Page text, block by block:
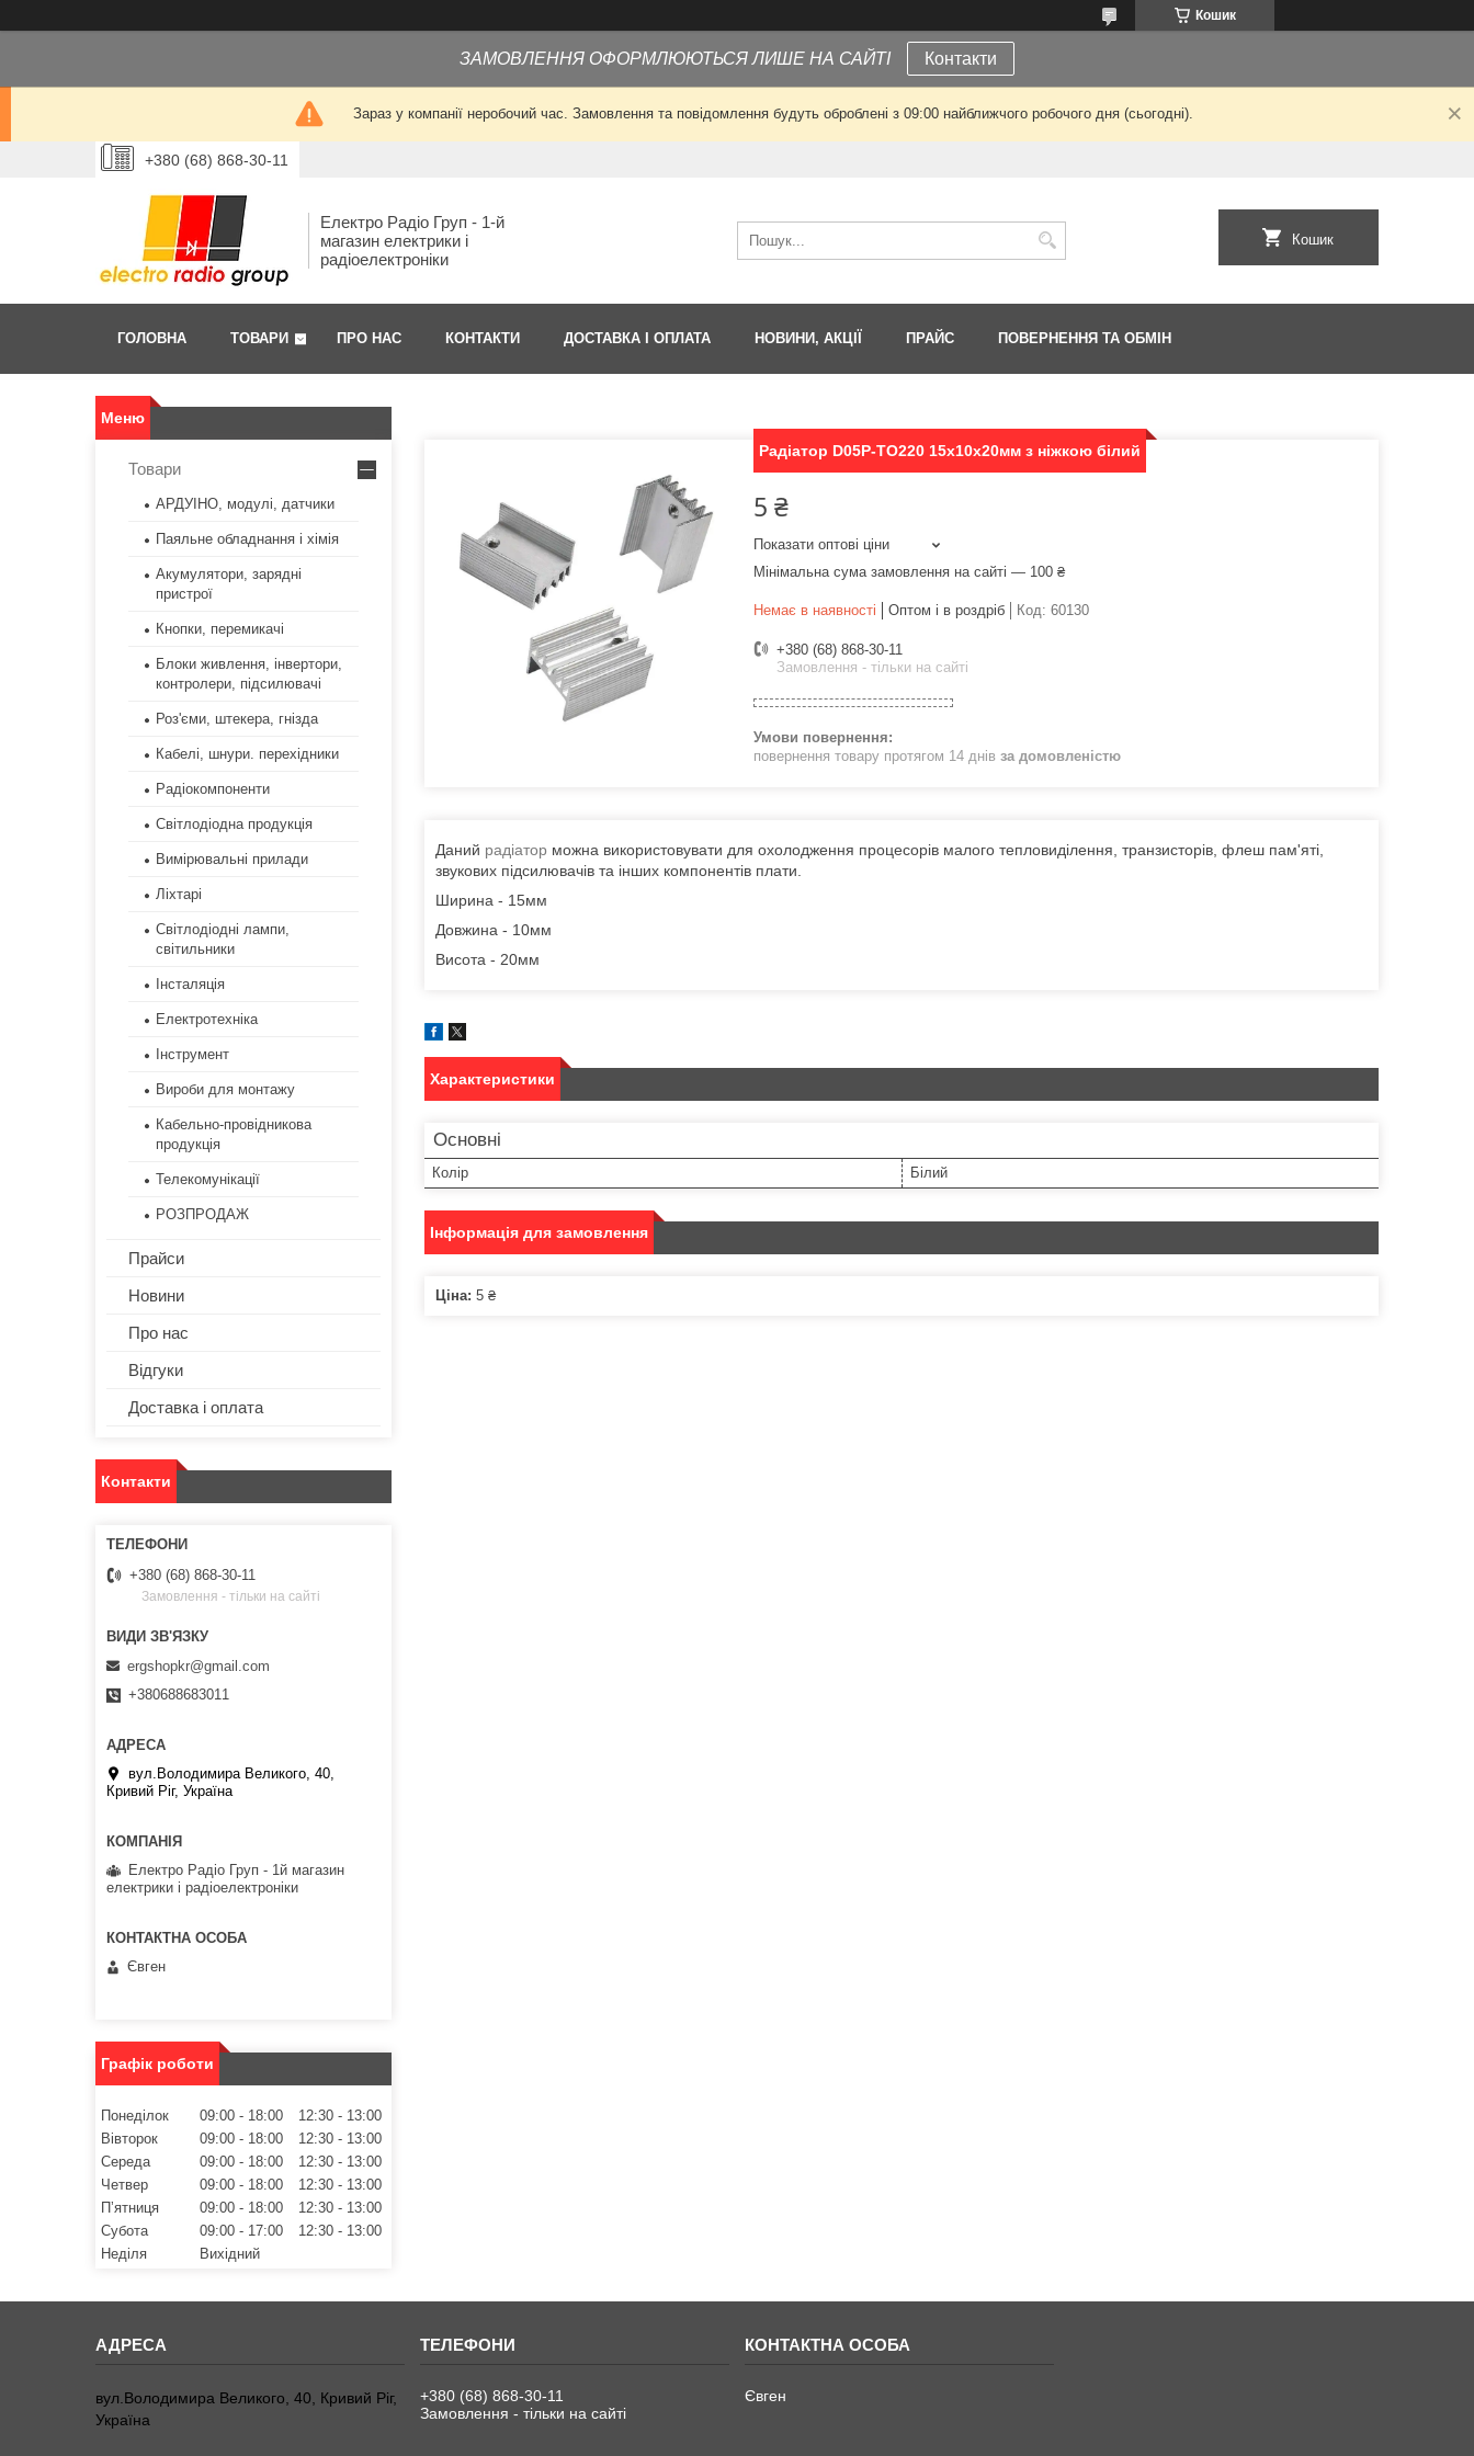
Кошик
ЗАМОВЛЕННЯ ОФОРМЛЮЮТЬСЯ ЛИШЕ НА САЙТІ Контакти
Зараз у компанії неробочий час. Замовлення та повідомлення будуть оброблені з 09:00 найближчого робочого дня (сьогодні).
+380 (68) 868-30-11
Електро Радіо Груп - 1-й
магазин електрики і
радіоелектроніки
Кошик
ГОЛОВНА ТОВАРИ ПРО НАС КОНТАКТИ ДОСТАВКА І ОПЛАТА НОВИНИ, АКЦІЇ ПРАЙС ПОВЕРНЕННЯ ТА ОБМІН
Радіатор D05P-TO220 15х10х20мм з ніжкою білий
5 ₴
Показати оптові ціни
Мінімальна сума замовлення на сайті — 100 ₴
Немає в наявності Оптом і в роздріб Код: 60130
+380 (68) 868-30-11
Замовлення - тільки на сайті
повернення товару протягом 14 днів за домовленістю
Даний радіатор можна використовувати для охолодження процесорів малого тепловиділення, транзисторів, флеш пам'яті,
звукових підсилювачів та інших компонентів плати.
Ширина - 15мм
Довжина - 10мм
Висота - 20мм
Характеристики
Основні
Колір Білий
Інформація для замовлення
Ціна: 5 ₴
Товари
АРДУІНО, модулі, датчики
Паяльне обладнання і хімія
Акумулятори, зарядні
пристрої
Кнопки, перемикачі
Блоки живлення, інвертори,
контролери, підсилювачі
Роз'єми, штекера, гнізда
Кабелі, шнури. перехідники
Радіокомпоненти
Світлодіодна продукція
Вимірювальні прилади
Ліхтарі
Світлодіодні лампи,
світильники
Інсталяція
Електротехніка
Інструмент
Вироби для монтажу
Кабельно-провідникова
продукція
Телекомунікації
РОЗПРОДАЖ
Прайси
Новини
Про нас
Відгуки
Доставка і оплата
Контакти
+380 (68) 868-30-11
Замовлення - тільки на сайті
ergshopkr@gmail.com
+380688683011
вул.Володимира Великого, 40,
Кривий Ріг, Україна
Електро Радіо Груп - 1й магазин
електрики і радіоелектроніки
Євген
Графік роботи
Понеділок 09:00 18:00 12:30
13:00
Вівторок
09:00 18:00 12:30
13:00
Середа
09:00 18:00 12:30
13:00
Четвер
09:00 18:00 12:30
13:00
Пʼятниця
09:00 18:00 12:30
13:00
Субота
09:00 17:00 12:30
13:00
Неділя
Вихідний
вул.Володимира Великого, 40, Кривий Ріг,
Україна
+380 (68) 868-30-11
Замовлення - тільки на сайті
Євген